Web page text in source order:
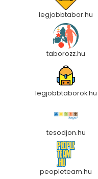
legjobbtabor.hu
taborozz.hu
legjobbtaborok.hu
tesodjon.hu
peopleteam.hu